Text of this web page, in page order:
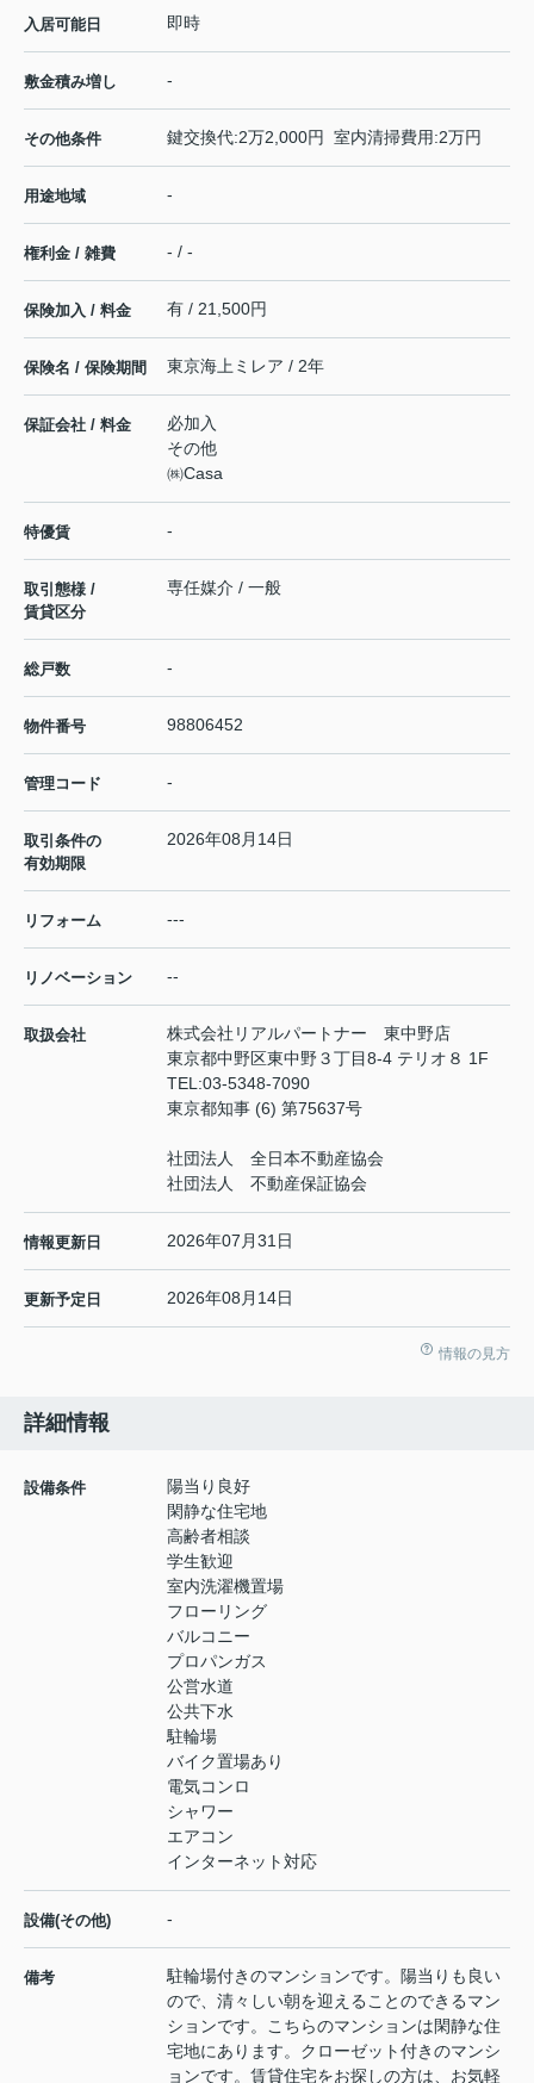
入居可能日 即時
敷金積み増し -
その他条件 鍵交換代:2万2,000円 室内清掃費用:2万円
用途地域 -
権利金 / 雑費 - / -
保険加入 / 料金 有 / 21,500円
保険名 / 保険期間 東京海上ミレア / 2年
保証会社 / 料金
必加入
その他
㈱Casa
特優賃 -
取引態様 /
賃貸区分
専任媒介 / 一般
総戸数 -
物件番号 98806452
管理コード -
取引条件の
有効期限
2026年08月14日
リフォーム ---
リノベーション --
取扱会社
株式会社リアルパートナー 東中野店
東京都中野区東中野３丁目8-4 テリオ８ 1F
TEL:03-5348-7090
東京都知事 (6) 第75637号
社団法人 全日本不動産協会
社団法人 不動産保証協会
情報更新日 2026年07月31日
更新予定日 2026年08月14日
情報の見方
詳細情報
設備条件
陽当り良好
閑静な住宅地
高齢者相談
学生歓迎
室内洗濯機置場
フローリング
バルコニー
プロパンガス
公営水道
公共下水
駐輪場
バイク置場あり
電気コンロ
シャワー
エアコン
インターネット対応
設備(その他) -
備考
駐輪場付きのマンションです。陽当りも良い
ので、清々しい朝を迎えることのできるマン
ションです。こちらのマンションは閑静な住
宅地にあります。クローゼット付きのマンシ
ョンです。賃貸住宅をお探しの方は、お気軽